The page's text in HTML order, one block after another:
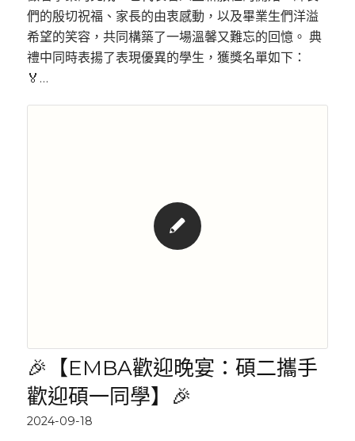
們的殷切祝福、家長的由衷感動，以及畢業生們洋溢
希望的笑容，共同構築了一場溫馨又難忘的回憶。 典
禮中同時表揚了表現優異的學生，獲獎名單如下：
🏅…
🎉【EMBA歡迎晚宴：碩二攜手
歡迎碩一同學】🎉
2024-09-18